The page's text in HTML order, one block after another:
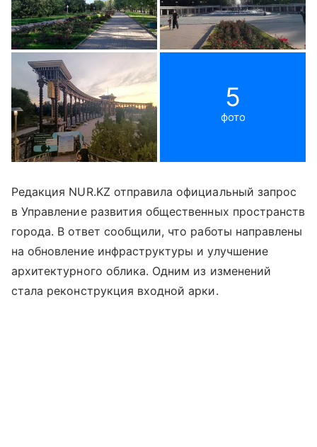
5
фото
Редакция NUR.KZ отправила официальный запрос
в Управление развития общественных пространств
города. В ответ сообщили, что работы направлены
на обновление инфраструктуры и улучшение
архитектурного облика. Одним из изменений
стала реконструкция входной арки.